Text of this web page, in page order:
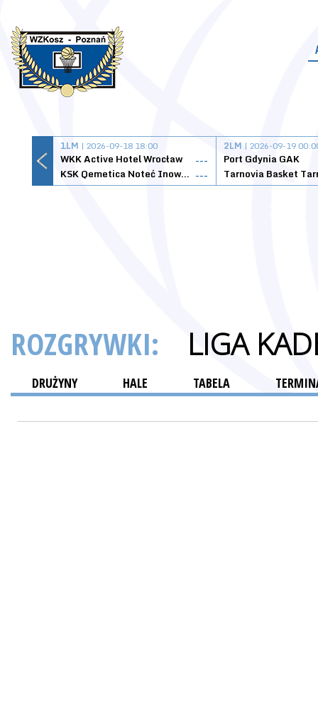
1LM | 2026-09-18 18:00
WKK Active Hotel Wrocław
---
KSK Qemetica Noteć Inowrocław ---
2LM | 2026-09-19
Port Gdynia GAK
ROZGRYWKI: LIGA
DRUŻYNY HALE TABELA